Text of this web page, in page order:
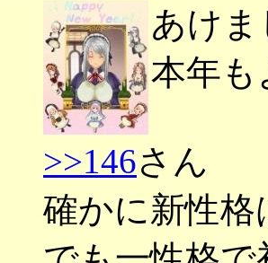
あけ
本年も
>>146さん
確かに新性